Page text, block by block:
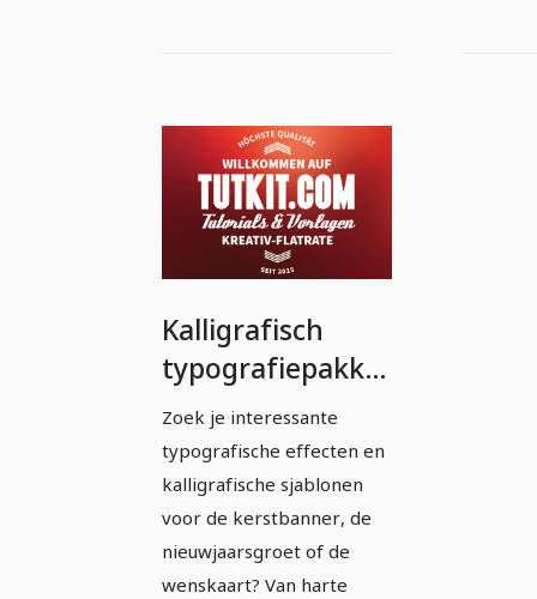
Kalligrafisch
typografiepakket
- volledig
bewerkbare
sjablonen -
Schrift-badges -
Versie 3
Zoek je interessante
typografische effecten en
kalligrafische sjablonen
voor de kerstbanner, de
nieuwjaarsgroet of de
wenskaart? Van harte